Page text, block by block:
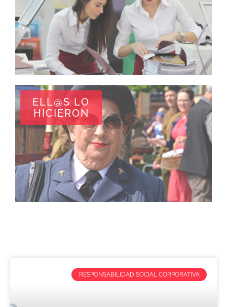
ELL@S LO
HICIERON
RESPONSABILIDAD SOCIAL CORPORATIVA